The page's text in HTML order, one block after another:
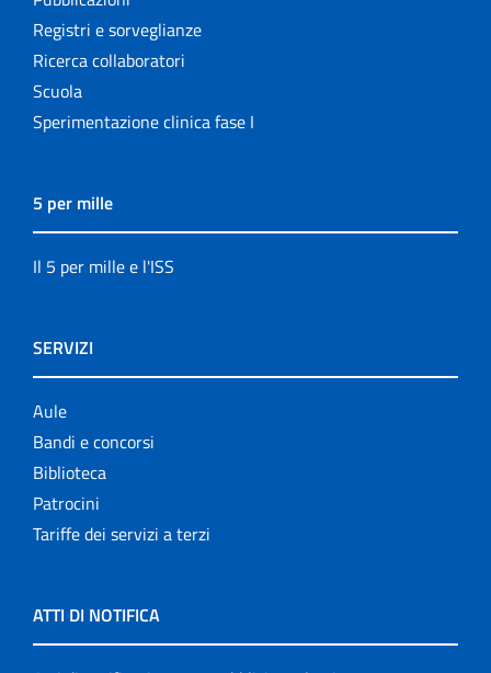
Registri e sorveglianze
Ricerca collaboratori
Scuola
Sperimentazione clinica fase I
5 per mille
Il 5 per mille e l'ISS
SERVIZI
Aule
Bandi e concorsi
Biblioteca
Patrocini
Tariffe dei servizi a terzi
ATTI DI NOTIFICA